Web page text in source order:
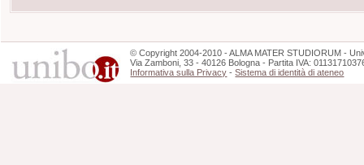
©Copyright 2004-2010 - ALMA MATER STUDIORUM -
Via Zamboni, 33 - 40126 Bologna - Partita IVA:
Informativa sulla Privacy -Sistema di identità di ateneo